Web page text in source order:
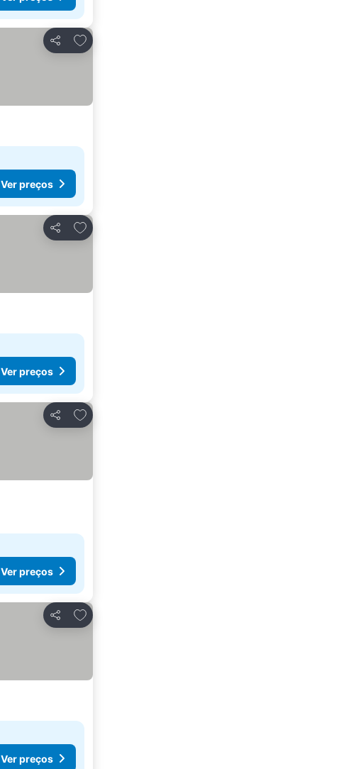
Partilhar
Adicionar aos favoritos
Ver preços
Partilhar
Adicionar aos favoritos
Ver preços
Partilhar
Adicionar aos favoritos
Ver preços
Partilhar
Adicionar aos favoritos
Ver preços